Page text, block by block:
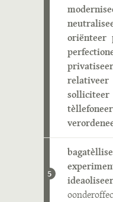
oriënteer
privatiseer
relativeer
solliciteer
tèllefoneer
5
ideaoliseer